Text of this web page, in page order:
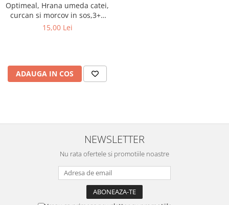
Optimeal, Hrana umeda catei,
curcan si morcov in sos,3+1
BONUS, 400g
15,00 Lei
ADAUGA IN COS
NEWSLETTER
Nu rata ofertele si promotiile noastre